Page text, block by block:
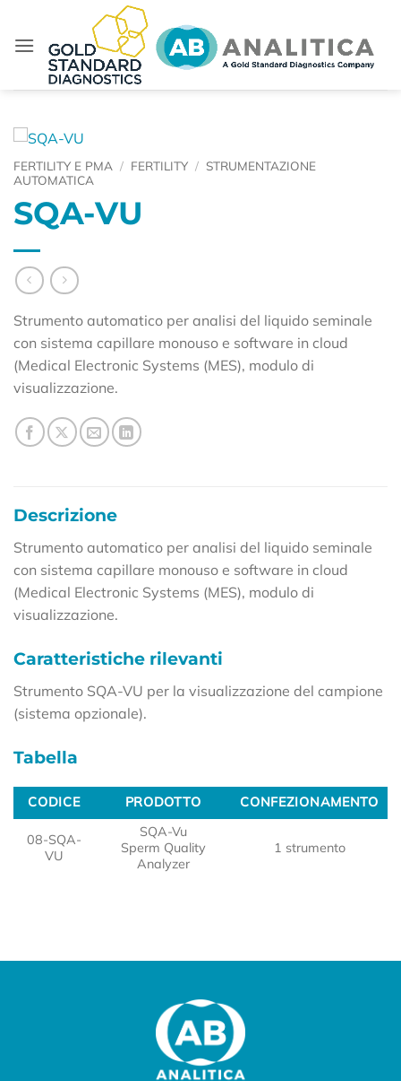
contenuti
FERTILITY E PMA / FERTILITY / STRUMENTAZIONE
AUTOMATICA
SQA-VU
Strumento automatico per analisi del liquido seminale
con sistema capillare monouso e software in cloud
(Medical Electronic Systems (MES), modulo di
visualizzazione.
Descrizione
Strumento automatico per analisi del liquido seminale
con sistema capillare monouso e software in cloud
(Medical Electronic Systems (MES), modulo di
visualizzazione.
Caratteristiche rilevanti
Strumento SQA-VU per la visualizzazione del campione
(sistema opzionale).
Tabella
CODICE PRODOTTO
CONFEZIONAMENTO
CODICE
PRODOTTO
CONFEZIONAMENTO
08-SQA-
VU
SQA-Vu
Sperm Quality
Analyzer
1 strumento